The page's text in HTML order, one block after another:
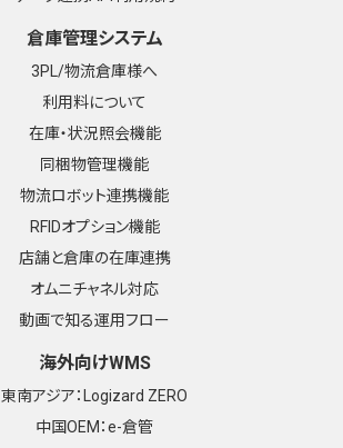
倉庫管理システム
3PL/物流倉庫様へ
利用料について
在庫・状況照会機能
同梱物管理機能
物流ロボット連携機能
RFIDオプション機能
店舗と倉庫の在庫連携
オムニチャネル対応
動画で知る運用フロー
海外向けWMS
東南アジア：Logizard ZERO
中国OEM：e-倉管